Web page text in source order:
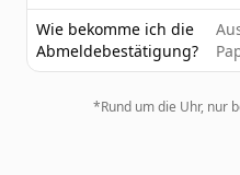
Wie bekomme ich die
Abmeldebestätigung?
*Rund um die Uhr, nur